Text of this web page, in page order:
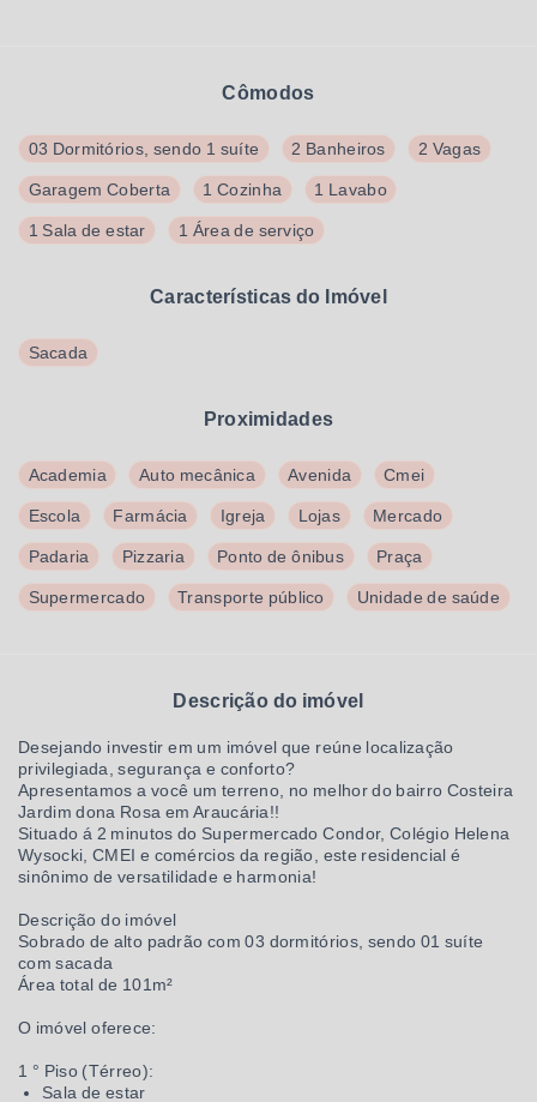
Cômodos
03 Dormitórios, sendo 1 suíte 2 Banheiros 2 Vagas
Garagem Coberta 1 Cozinha 1 Lavabo
1 Sala de estar 1 Área de serviço
Características do Imóvel
Sacada
Proximidades
Academia Auto mecânica Avenida Cmei
Escola Farmácia Igreja Lojas Mercado
Padaria Pizzaria Ponto de ônibus Praça
Supermercado Transporte público Unidade de saúde
Descrição do imóvel
Desejando investir em um imóvel que reúne localização
privilegiada, segurança e conforto?
Apresentamos a você um terreno, no melhor do bairro Costeira
Jardim dona Rosa em Araucária!!
Situado á 2 minutos do Supermercado Condor, Colégio Helena
Wysocki, CMEI e comércios da região, este residencial é
sinônimo de versatilidade e harmonia!
Descrição do imóvel
Sobrado de alto padrão com 03 dormitórios, sendo 01 suíte
com sacada
Área total de 101m²
O imóvel oferece:
1 ° Piso (Térreo):
Sala de estar